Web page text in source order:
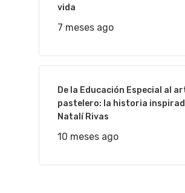
vida
7 meses ago
De la Educación Especial al
pastelero: la historia
Natalí Rivas
10 meses ago